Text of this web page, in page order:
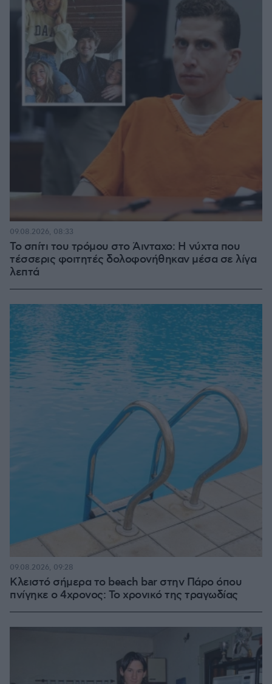
Το σπίτι του τρόμου στο Άινταχο: Η νύχτα που
τέσσερις φοιτητές δολοφονήθηκαν μέσα σε λίγα
λεπτά
09.08.2026, 08:33
Κλειστό σήμερα το beach bar στην Πάρο όπου
πνίγηκε ο 4χρονος: Το χρονικό της τραγωδίας
09.08.2026, 09:28